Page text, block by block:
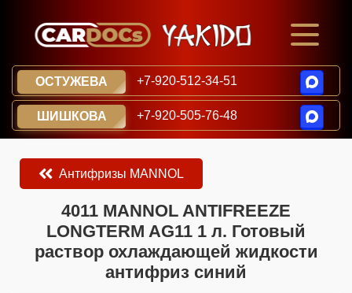
ОСТУЖЕВА +7-920-512-34-51
ШИШКОВА +7-920-505-76-48
Антифризы MANNOL
​​​​4011 MANNOL ANTIFREEZE
LONGTERM AG11 1 л. Готовый
раствор охлаждающей жидкости
антифриз синий